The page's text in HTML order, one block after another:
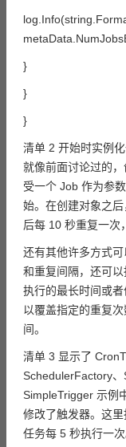
}
}
}
清单 2 开始时实例
就像前面讨论过的
受一个 Job 作为参
始。在创建对象之
后每 10 秒重复一次
还有其他许多方式
和重复间隔，还可
执行的最长时间或
以覆盖指定的重复
间。
清单 3 显示了
SchedulerFactory
SimpleTrigger 示例
修改了触发器。这
任务每 5 秒执行一次